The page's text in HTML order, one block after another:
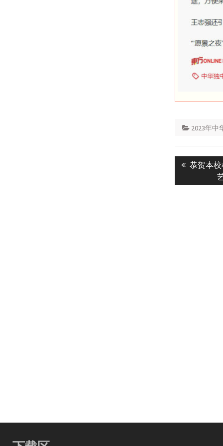
2023年中
Post
Previous
恭贺本